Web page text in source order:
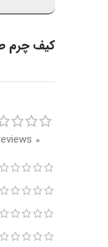
کیف چرم
0 reviews